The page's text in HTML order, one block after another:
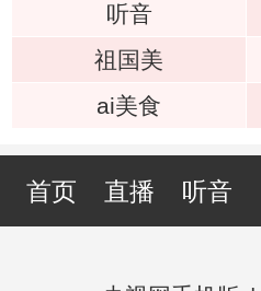
听音
祖国美
ai美食
首页 直播 听音